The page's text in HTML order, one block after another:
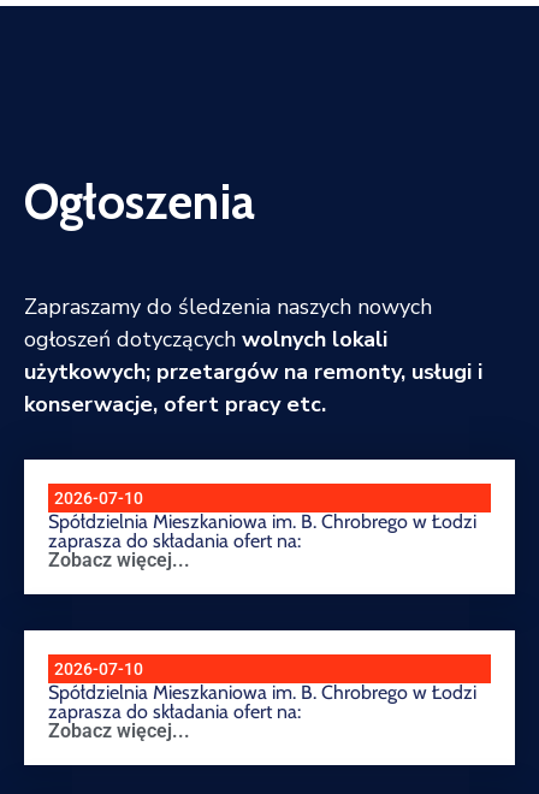
Ogłoszenia
Zapraszamy do śledzenia naszych nowych
ogłoszeń dotyczących wolnych lokali
użytkowych; przetargów na remonty, usługi i
konserwacje, ofert pracy etc.
2026-07-10
Spółdzielnia Mieszkaniowa im. B. Chrobrego w Łodzi
zaprasza do składania ofert na:
Zobacz więcej...
2026-07-10
Spółdzielnia Mieszkaniowa im. B. Chrobrego w Łodzi
zaprasza do składania ofert na:
Zobacz więcej...